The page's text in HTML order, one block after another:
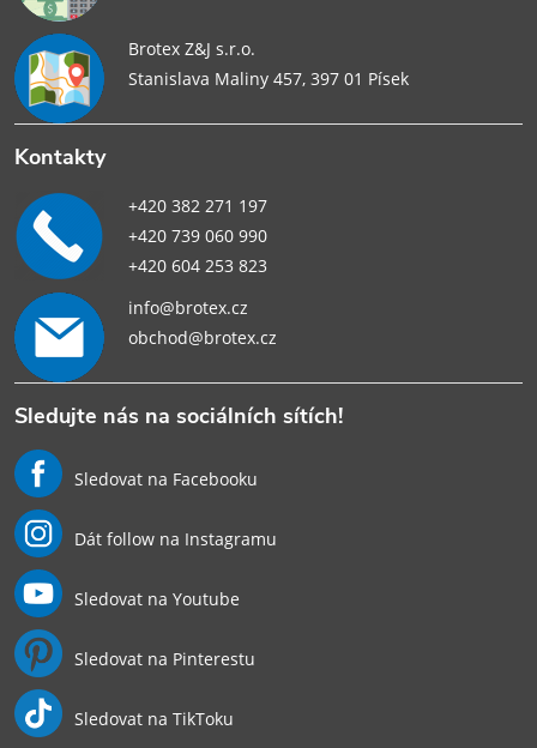
Brotex Z&J s.r.o.
Stanislava Maliny 457, 397 01 Písek
Kontakty
+420 382 271 197
+420 739 060 990
+420 604 253 823
info@brotex.cz
obchod@brotex.cz
Sledujte nás na sociálních sítích!
Sledovat na Facebooku
Dát follow na Instagramu
Sledovat na Youtube
Sledovat na Pinterestu
Sledovat na TikToku